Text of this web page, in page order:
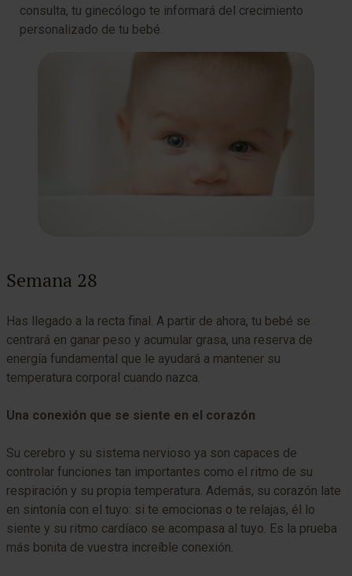
consulta, tu ginecólogo te informará del crecimiento
personalizado de tu bebé.
Semana 28
Has llegado a la recta final. A partir de ahora, tu bebé se
centrará en ganar peso y acumular grasa, una reserva de
energía fundamental que le ayudará a mantener su
temperatura corporal cuando nazca.
Una conexión que se siente en el corazón
Su cerebro y su sistema nervioso ya son capaces de
controlar funciones tan importantes como el ritmo de su
respiración y su propia temperatura. Además, su corazón late
en sintonía con el tuyo: si te emocionas o te relajas, él lo
siente y su ritmo cardíaco se acompasa al tuyo. Es la prueba
más bonita de vuestra increíble conexión.